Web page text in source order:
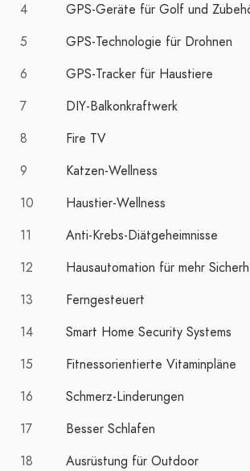
4
GPS-Geräte für Golf und
5
GPS-Technologie für Drohnen
6
GPS-Tracker für Haustiere
7
DIY-Balkonkraftwerk
8
Fire TV
9
Katzen-Wellness
10
Haustier-Wellness
11
Anti-Krebs-Diätgeheimnisse
12
Hausautomation für mehr
13
Ferngesteuert
14
Smart Home Security Systems
15
Fitnessorientierte Vitaminpläne
16
Schmerz-Linderungen
17
Besser Schlafen
18
Ausrüstung für Outdoor